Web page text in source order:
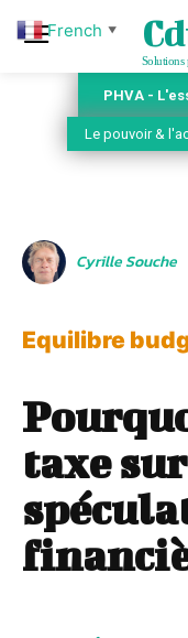
Solutions
PHVA -
Le pouvoir &
Cyrille Souche
Equilibre
taxe
French ▼